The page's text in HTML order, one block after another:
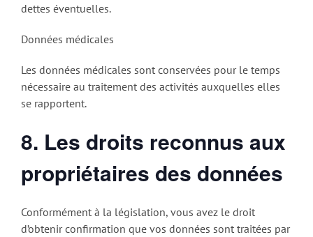
dettes éventuelles.
Données médicales
Les données médicales sont conservées pour le temps
nécessaire au traitement des activités auxquelles elles
se rapportent.
8. Les droits reconnus aux
propriétaires des données
Conformément à la législation, vous avez le droit
d’obtenir confirmation que vos données sont traitées par